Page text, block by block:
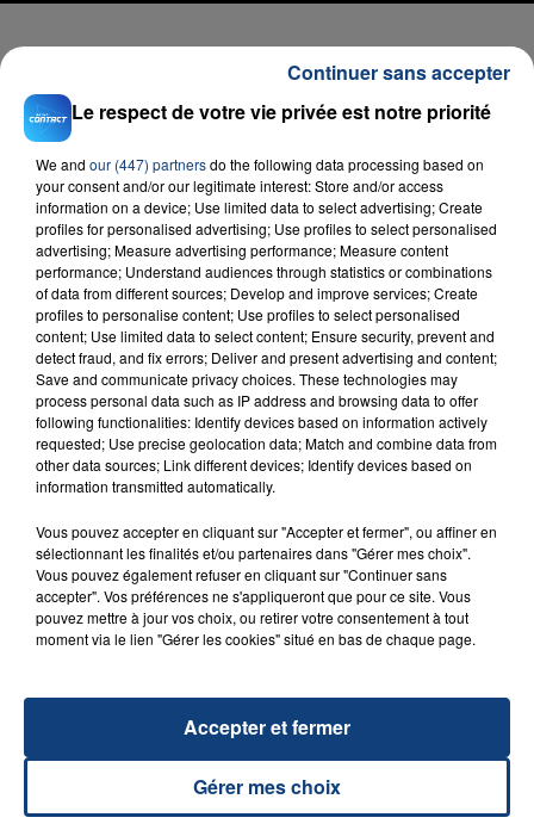
FIL D'ACTU
23 juillet 2026
INCENDIE MORTEL À LENS : UNE FEMME ET
SON BÉBÉ ENTRE LA VIE ET LA...
Un homme s'est immolé par le feu après avoir
aspergé sa compagne et leur bébé de trois mois
d'un liquide inflammable.
20 juillet 2026
OPÉRER DE LA CHEVILLE RESSORT DE LA...
La famille a porté plainte contre la clinique qui a
reconnu sa responsabilité et présenté ses
TITRES DIFFUSÉS
Le respect de votre vie privée est notre priorité
We and our (447) partnersdo the following data processing based on
your consent and/or our legitimate interest: Store and/or access
information on a device; Use limited data to select advertising; Create
profiles for personalised advertising; Use profiles to select personalised
advertising; Measure advertising performance; Measure content
performance; Understand audiences through statistics or combinations
of data from different sources; Develop and improve services; Create
profiles to personalise content; Use profiles to select personalised
content; Use limited data to select content; Ensure security, prevent and
detect fraud, and fix errors; Deliver and present advertising and content;
Save and communicate privacy choices. These technologies may
process personal data such as IP address and browsing data to offer
following functionalities: Identify devices based on information actively
requested; Use precise geolocation data; Match and combine data from
other data sources; Link different devices; Identify devices based on
information transmitted automatically.
Vous pouvez accepter en cliquant sur "Accepter et fermer", ou affiner en
sélectionnant les finalités et/ou partenaires dans "Gérer mes choix".
Vous pouvez également refuser en cliquant sur "Continuer sans
accepter". Vos préférences ne s'appliqueront que pour ce site. Vous
pouvez mettre à jour vos choix, ou retirer votre consentement à tout
moment via le lien "Gérer les cookies" situé en bas de chaque page.
Gérer mes choix
Accepter et fermer
Continuer sans accepter